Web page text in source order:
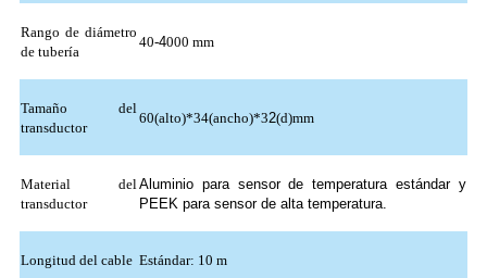
Rango de diámetro
de tubería
40-4000 mm
Tamaño del
transductor
60(alto)*34(ancho)*32(d)mm
Material del
transductor
Aluminio para sensor de temperatura estándar y
PEEK para sensor de alta temperatura.
Longitud del cable Estándar: 10 m